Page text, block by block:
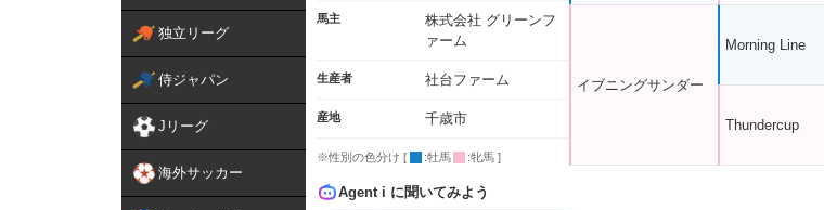
独立リーグ
侍ジャパン
Jリーグ
海外サッカー
馬主
株式会社 グリーンフ
ァーム
生産者 社台ファーム
産地 千歳市
※性別の色分け [ :牡馬 :牝馬 ]
イブニングサンダー
Morning Line
Thundercup
Agent i に聞いてみよう